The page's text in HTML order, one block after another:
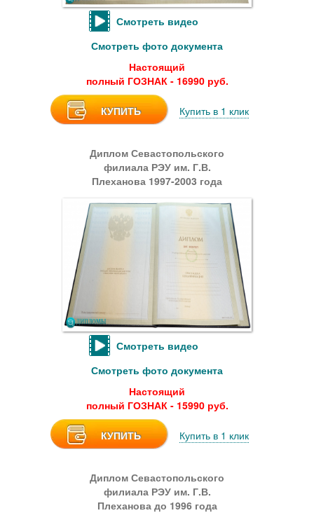
Смотреть видео
Смотреть фото документа
Настоящий
полный ГОЗНАК - 16990 руб.
КУПИТЬ Купить в 1 клик
Диплом Севастопольского
филиала РЭУ им. Г.В.
Плеханова 1997-2003 года
Смотреть видео
Смотреть фото документа
Настоящий
полный ГОЗНАК - 15990 руб.
КУПИТЬ Купить в 1 клик
Диплом Севастопольского
филиала РЭУ им. Г.В.
Плеханова до 1996 года